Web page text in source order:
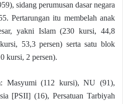
sidang perumusan dasar negara
Pertarungan itu membelah anak
yakni Islam (230 kursi, 44,8
53,3 persen) serta satu blok
kursi, 2 persen).
Masyumi (112 kursi), NU (91),
[PSII] (16), Persatuan Tarbiyah